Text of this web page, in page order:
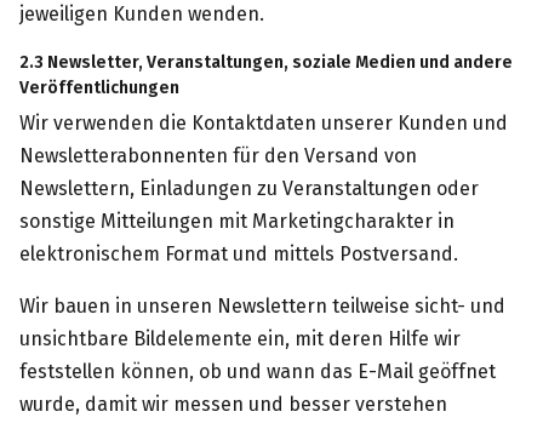
jeweiligen Kunden wenden.
2.3 Newsletter, Veranstaltungen, soziale Medien und andere
Veröffentlichungen
Wir verwenden die Kontaktdaten unserer Kunden und
Newsletterabonnenten für den Versand von
Newslettern, Einladungen zu Veranstaltungen oder
sonstige Mitteilungen mit Marketingcharakter in
elektronischem Format und mittels Postversand.
Wir bauen in unseren Newslettern teilweise sicht- und
unsichtbare Bildelemente ein, mit deren Hilfe wir
feststellen können, ob und wann das E-Mail geöffnet
wurde, damit wir messen und besser verstehen